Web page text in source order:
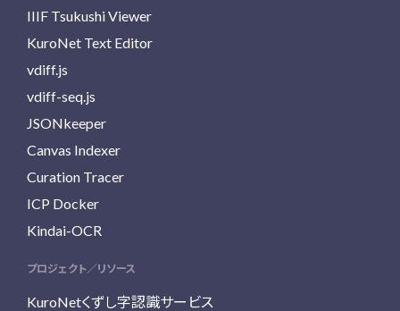
IIIF Tsukushi Viewer
KuroNet Text Editor
vdiff.js
vdiff-seq.js
JSONkeeper
Canvas Indexer
Curation Tracer
ICP Docker
Kindai-OCR
プロジェクト／リソース
KuroNetくずし字認識サービス